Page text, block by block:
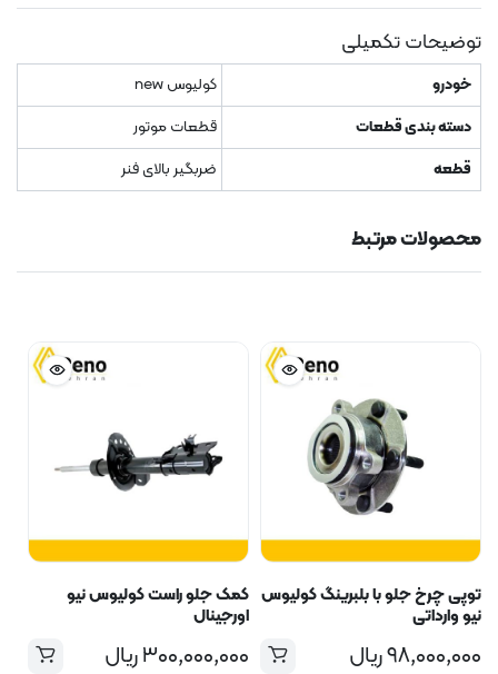
توضیحات تکمیلی
خودرو
کولیوس new
دسته بندی قطعات
قطعات موتور
قطعه
ضربگیر بالای فنر
محصولات مرتبط
توپی چرخ جلو با بلبرینگ کولیوس
نیو وارداتی
۹۸,۰۰۰,۰۰۰ریال
کمک جلو راست کولیوس نیو
اورجینال
۳۰۰,۰۰۰,۰۰۰ریال